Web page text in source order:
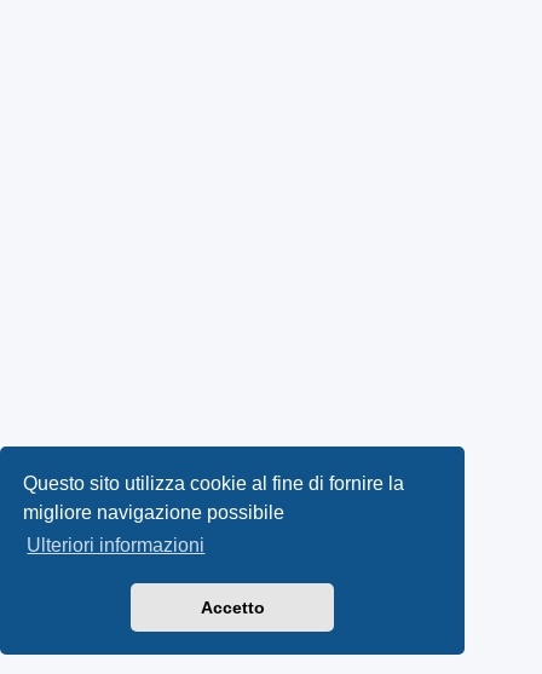
Questo sito utilizza cookie al fine di fornire la
migliore navigazione possibile
Ulteriori informazioni
Accetto